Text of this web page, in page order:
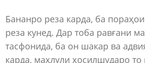
Бананро реза карда, ба
реза кунед. Дар тоба равғани
тасфонида, ба он шакар ва
карда, маҳлули ҳосилшударо то